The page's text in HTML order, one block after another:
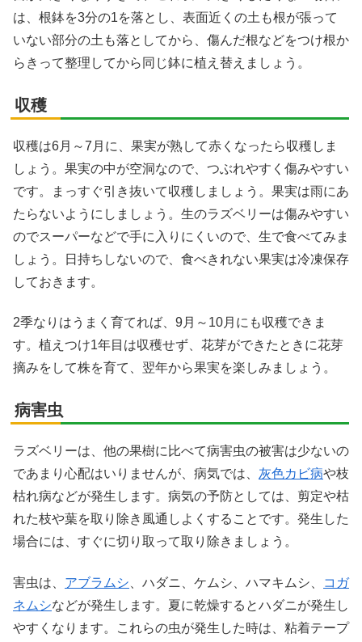
は、根鉢を3分の1を落とし、表面近くの土も根が張って
いない部分の土も落としてから、傷んだ根などをつけ根か
らきって整理してから同じ鉢に植え替えましょう。
収穫
収穫は6月～7月に、果実が熟して赤くなったら収穫しま
しょう。果実の中が空洞なので、つぶれやすく傷みやすい
です。まっすぐ引き抜いて収穫しましょう。果実は雨にあ
たらないようにしましょう。生のラズベリーは傷みやすい
のでスーパーなどで手に入りにくいので、生で食べてみま
しょう。日持ちしないので、食べきれない果実は冷凍保存
しておきます。
2季なりはうまく育てれば、9月～10月にも収穫できま
す。植えつけ1年目は収穫せず、花芽ができたときに花芽
摘みをして株を育て、翌年から果実を楽しみましょう。
病害虫
ラズベリーは、他の果樹に比べて病害虫の被害は少ないの
であまり心配はいりませんが、病気では、 灰色カビ病や枝
枯れ病などが発生します。病気の予防としては、剪定や枯
れた枝や葉を取り除き風通しよくすることです。発生した
場合には、すぐに切り取って取り除きましょう。
害虫は、 アブラムシ 、ハダニ、ケムシ、ハマキムシ、
コガ
ネムシなどが発生します。夏に乾燥するとハダニが発生し
やすくなります。これらの虫が発生した時は、粘着テープ